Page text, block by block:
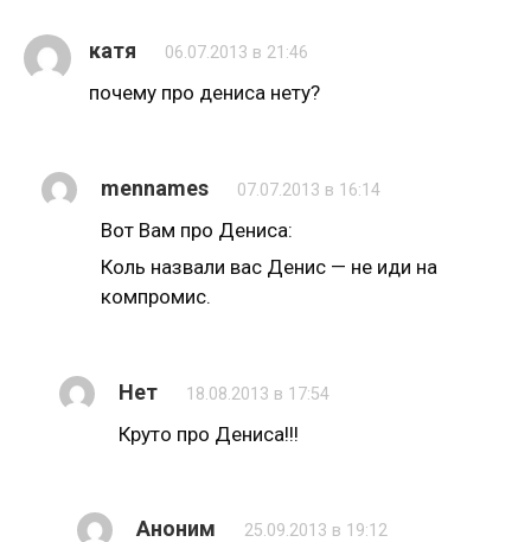
катя 06.07.2013 в 21:46
почему про дениса нету?
mennames 07.07.2013 в 16:14
Вот Вам про Дениса:
Коль назвали вас Денис — не иди на
компромис.
Нет 18.08.2013 в 17:54
Круто про Дениса!!!
Аноним 25.09.2013 в 19:12